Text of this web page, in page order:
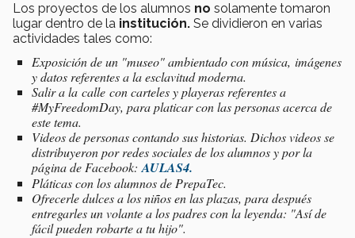
Los proyectos de los alumnos no solamente tomaron
lugar dentro de la institución. Se dividieron en varias
actividades tales como:
Exposición de un "museo" ambientado con música, imágenes
y datos referentes a la esclavitud moderna.
Salir a la calle con carteles y playeras referentes a
#MyFreedomDay, para platicar con las personas acerca de
este tema.
Videos de personas contando sus historias. Dichos videos se
distribuyeron por redes sociales de los alumnos y por la
página de Facebook: AULAS4.
Pláticas con los alumnos de PrepaTec.
Ofrecerle dulces a los niños en las plazas, para después
entregarles un volante a los padres con la leyenda: "Así de
fácil pueden robarte a tu hijo".